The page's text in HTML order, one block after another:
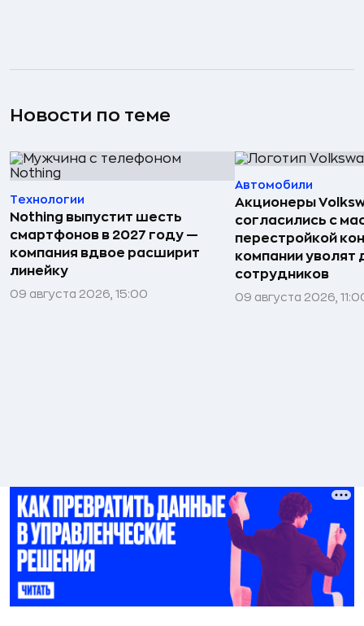
Новости по теме
Технологии
Nothing выпустит шесть
смартфонов в 2027 году —
компания вдвое расширит
линейку
09 августа 2026, 15:00
Автомобили
Акционеры
согласились с
перестройкой
компании уволят
сотрудников
09 августа 2026,